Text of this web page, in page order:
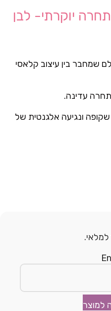
שמחבר בין עיצוב קלאסי
עדינה.
ונגיעה אלגנטית של
למוצר